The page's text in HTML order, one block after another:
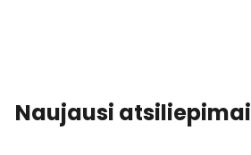
Naujausi atsiliepimai